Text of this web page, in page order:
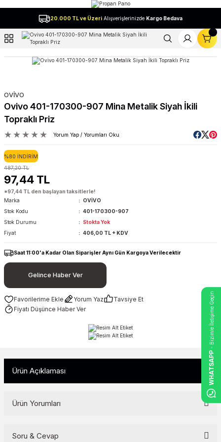
20.000 TL ve Üzeri Alışverişlerinizde Kargo Bedava
OVİVO
Ovivo 401-170300-907 Mina Metalik Siyah İkili
Topraklı Priz
Yorum Yap / Yorumları Oku
%80 İNDİRİM
487,20 TL
97,44 TL
*97,44 TL den başlayan taksitlerle!
Marka
OVİVO
Stok Kodu
401-170300-907
Stok Durumu
Stokta Yok
Fiyat
406,00 TL + KDV
Saat 11:00'a Kadar Olan Siparişler Aynı Gün Kargoya Verilecektir
Gelince Haber Ver
Yorum Yaz
Tavsiye Et
Fiyatı Düşünce Haber Ver
Ürün Açıklaması
Ürün Yorumları
Soru & Cevap
WHATSAPP
- Bizimle İletişime Geçin